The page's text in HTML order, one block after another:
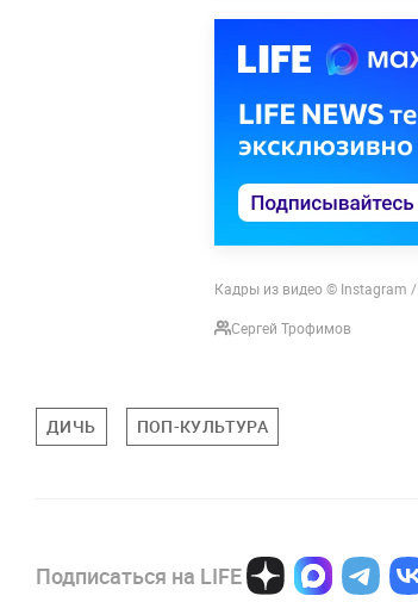
Кадры из видео © Instagram /
Сергей Трофимов
ДИЧЬ ПОП-КУЛЬТУРА
Подписаться на LIFE